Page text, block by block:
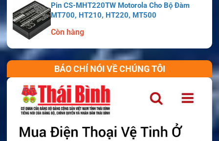
Pin CS-MHT220TW Motorola Cho Bộ Đàm
MT700, HT210, HT220, MT500
Còn hàng
BÁO CHÍ NÓI VỀ CHÚNG TÔI